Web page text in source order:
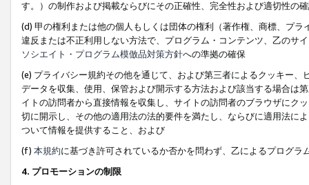
す。）の制作および掲載ならびにその正確性、完全性および適切性の
(d) 甲の権利または他の個人もしくは団体の権利（著作権、商標、プ
違反または不正利用しない方法で、プログラム・コンテンツ、乙のサ
ソシエイト・プログラム模倣品対策方針への準拠の確保
(e) プライバシー規約その他を通じて、および第三者によるクッキー
データを収集、使用、保管および開示する方法および該当する場合は
イトの訪問者から直接情報を収集し、サイトの訪問者のブラウザにク
切に開示し、その他の適用法の法的要件を満たし、ならびに適用法に
ついて情報を提供すること、および
(f) 本規約に基づき許可されているか否かを問わず、乙によるプログ
4. プロモーションの制限